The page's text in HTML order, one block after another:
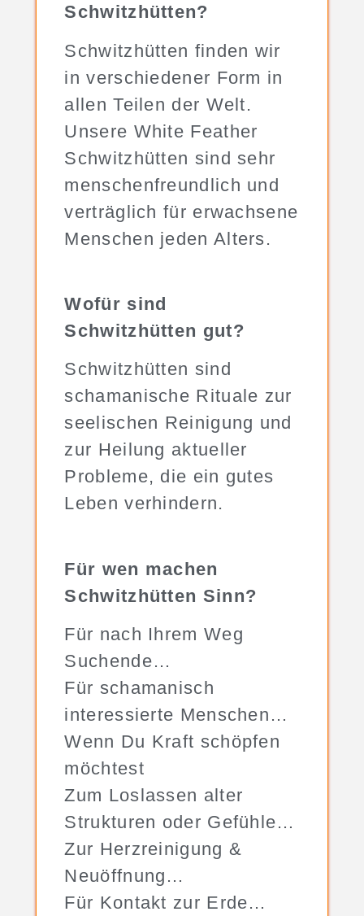
Schwitzhütten?
Schwitzhütten finden wir
in verschiedener Form in
allen Teilen der Welt.
Unsere White Feather
Schwitzhütten sind sehr
menschenfreundlich und
verträglich für erwachsene
Menschen jeden Alters.
Wofür sind
Schwitzhütten gut?
Schwitzhütten sind
schamanische Rituale zur
seelischen Reinigung und
zur Heilung aktueller
Probleme, die ein gutes
Leben verhindern.
Für wen machen
Schwitzhütten Sinn?
Für nach Ihrem Weg
Suchende…
Für schamanisch
interessierte Menschen…
Wenn Du Kraft schöpfen
möchtest
Zum Loslassen alter
Strukturen oder Gefühle…
Zur Herzreinigung &
Neuöffnung…
Für Kontakt zur Erde…